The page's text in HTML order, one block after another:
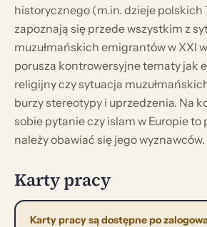
historycznego (m.in. dzieje polskich
zapoznają się przede wszystkim z
muzułmańskich emigrantów w XXI
porusza kontrowersyjne tematy jak
religijny czy sytuacja
burzy stereotypy i uprzedzenia. Na
sobie pytanie czy islam w Europie to
należy obawiać się jego wyznawców.
Karty pracy
Karty pracy są dostępne po